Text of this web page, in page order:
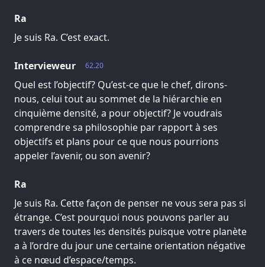
Ra
Je suis Ra. C’est exact.
62.20
Intervieweur
Quel est l’objectif? Qu’est-ce que le chef, dirons-
nous, celui tout au sommet de la hiérarchie en
cinquième densité, a pour objectif? Je voudrais
comprendre sa philosophie par rapport à ses
objectifs et plans pour ce que nous pourrions
appeler l’avenir, ou son avenir?
Ra
Je suis Ra. Cette façon de penser ne vous sera pas si
étrange. C’est pourquoi nous pouvons parler au
travers de toutes les densités puisque votre planète
a à l’ordre du jour une certaine orientation négative
à ce nœud d’espace/temps.